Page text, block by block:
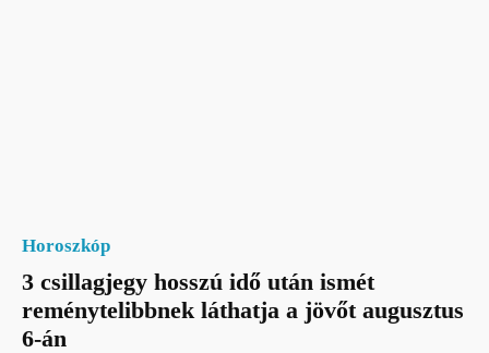
Horoszkóp
3 csillagjegy hosszú idő után ismét
reménytelibbnek láthatja a jövőt augusztus
6-án